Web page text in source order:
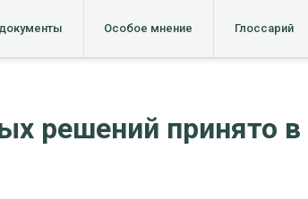
Особое мнение Глоссарий
решений принято в